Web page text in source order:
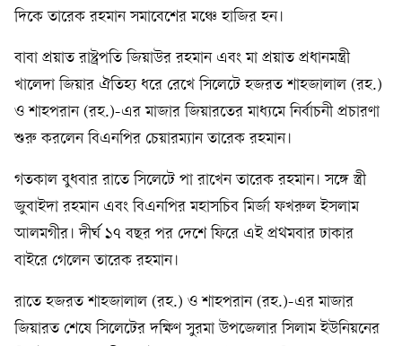
দিকে তারেক রহমান সমাবেশের মঞ্চে হাজির হন।
বাবা প্রয়াত রাষ্ট্রপতি জিয়াউর রহমান এবং মা প্রয়াত প্রধানমন্ত্রী
খালেদা জিয়ার ঐতিহ্য ধরে রেখে সিলেটে হজরত শাহজালাল (রহ.)
ও শাহপরান (রহ.)-এর মাজার জিয়ারতের মাধ্যমে নির্বাচনী প্রচারণা
শুরু করলেন বিএনপির চেয়ারম্যান তারেক রহমান।
গতকাল বুধবার রাতে সিলেটে পা রাখেন তারেক রহমান। সঙ্গে স্ত্রী
জুবাইদা রহমান এবং বিএনপির মহাসচিব মির্জা ফখরুল ইসলাম
আলমগীর। দীর্ঘ ১৭ বছর পর দেশে ফিরে এই প্রথমবার ঢাকার
বাইরে গেলেন তারেক রহমান।
রাতে হজরত শাহজালাল (রহ.) ও শাহপরান (রহ.)-এর মাজার
জিয়ারত শেষে সিলেটের দক্ষিণ সুরমা উপজেলার সিলাম ইউনিয়নের